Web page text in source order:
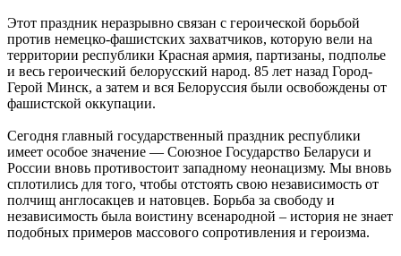
Этот праздник неразрывно связан с героической борьбой
против немецко-фашистских захватчиков, которую вели на
территории республики Красная армия, партизаны, подполье
и весь героический белорусский народ. 85 лет назад Город-
Герой Минск, а затем и вся Белоруссия были освобождены от
фашистской оккупации.
Сегодня главный государственный праздник республики
имеет особое значение — Союзное Государство Беларуси и
России вновь противостоит западному неонацизму. Мы вновь
сплотились для того, чтобы отстоять свою независимость от
полчищ англосакцев и натовцев. Борьба за свободу и
независимость была воистину всенародной – история не знает
подобных примеров массового сопротивления и героизма.